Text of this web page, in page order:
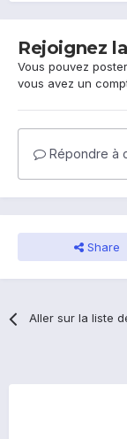
Rejoignez
Vous pouvez
vous avez un
Répondre à
Share
Aller sur la liste